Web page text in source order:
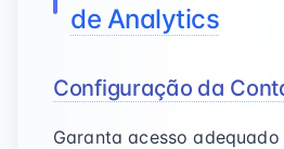
de Analytics
Configuração da
Garanta acesso adequado